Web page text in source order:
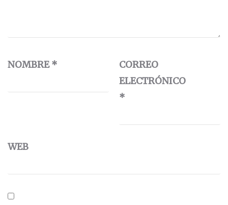
NOMBRE*
CORREO
ELECTRÓNICO
*
WEB